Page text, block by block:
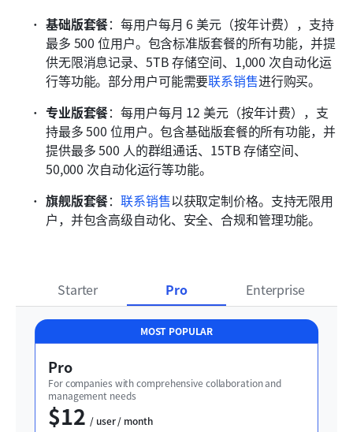
基础版套餐：每用户每月 6 美元（按年计费），支持
最多 500 位用户。包含标准版套餐的所有功能，并提
供无限消息记录、5TB 存储空间、1,000 次自动化运
行等功能。部分用户可能需要联系销售进行购买。
专业版套餐：每用户每月 12 美元（按年计费），支
持最多 500 位用户。包含基础版套餐的所有功能，并
提供最多 500 人的群组通话、15TB 存储空间、
50,000 次自动化运行等功能。
旗舰版套餐：联系销售以获取定制价格。支持无限用
户，并包含高级自动化、安全、合规和管理功能。
Starter Pro Enterprise
MOST POPULAR
Pro
For companies with comprehensive collaboration and
management needs
$12
  / user / month